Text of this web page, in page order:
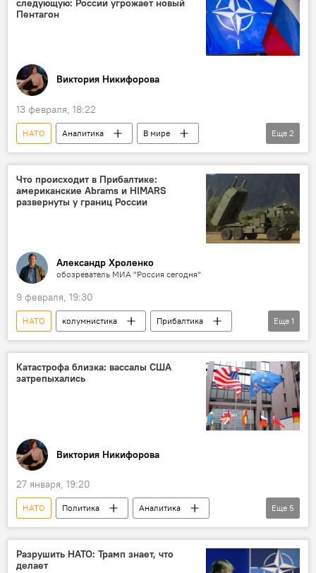
следующую: России угрожает новый
Пентагон
Виктория Никифорова
13 февраля, 18:22
НАТО Аналитика
В мире
Россия
Пентагон колумнистика
Еще 2
Что происходит в Прибалтике:
американские Abrams и HIMARS
развернуты у границ России
Александр Хроленко
обозреватель МИА "Россия сегодня"
9 февраля, 19:30
НАТО колумнистика
Прибалтика
Россия
Еще 1
Катастрофа близка: вассалы США
затрепыхались
Виктория Никифорова
27 января, 19:20
НАТО Политика
Аналитика
колумнистика
США
Китай
Россия
Запад
Еще 5
Разрушить НАТО: Трамп знает, что
делает